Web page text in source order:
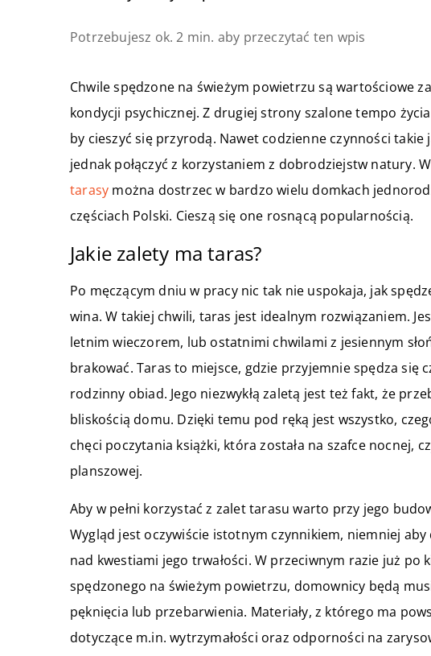
Potrzebujesz ok. 2 min. aby przeczytać ten wpis
Chwile spędzone na świeżym powietrzu są wartościowe
kondycji psychicznej. Z drugiej strony szalone tempo
by cieszyć się przyrodą. Nawet codzienne czynności
jednak połączyć z korzystaniem z dobrodziejstw natury.
tarasy można dostrzec w bardzo wielu domkach
częściach Polski. Cieszą się one rosnącą popularnością.
Jakie zalety ma taras?
Po męczącym dniu w pracy nic tak nie uspokaja, jak
wina. W takiej chwili, taras jest idealnym rozwiązaniem.
letnim wieczorem, lub ostatnimi chwilami z jesiennym
brakować. Taras to miejsce, gdzie przyjemnie spędza się
rodzinny obiad. Jego niezwykłą zaletą jest też fakt, że
bliskością domu. Dzięki temu pod ręką jest wszystko,
chęci poczytania książki, która została na szafce nocnej,
planszowej.
Aby w pełni korzystać z zalet tarasu warto przy jego
Wygląd jest oczywiście istotnym czynnikiem, niemniej aby
nad kwestiami jego trwałości. W przeciwnym razie już po
spędzonego na świeżym powietrzu, domownicy będą
pęknięcia lub przebarwienia. Materiały, z którego ma
dotyczące m.in. wytrzymałości oraz odporności na